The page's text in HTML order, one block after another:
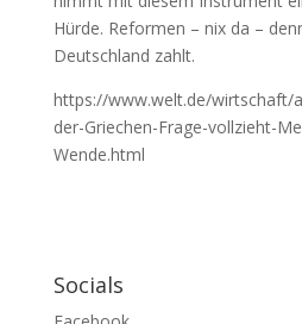
Hürde. Reformen – nix da –
Deutschland zahlt.
https://www.welt.de/wirtschaft/
der-Griechen-Frage-vollzieht-
Wende.html
Socials